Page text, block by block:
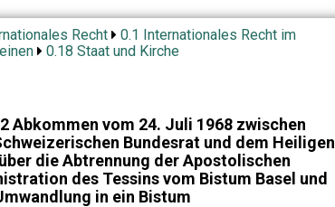
Recht
0.1 Internationales Recht im
0.18 Staat und Kirche
Abkommen vom 24. Juli 1968 zwischen
Bundesrat und dem Heiligen
die Abtrennung der Apostolischen
des Tessins vom Bistum Basel und
in ein Bistum